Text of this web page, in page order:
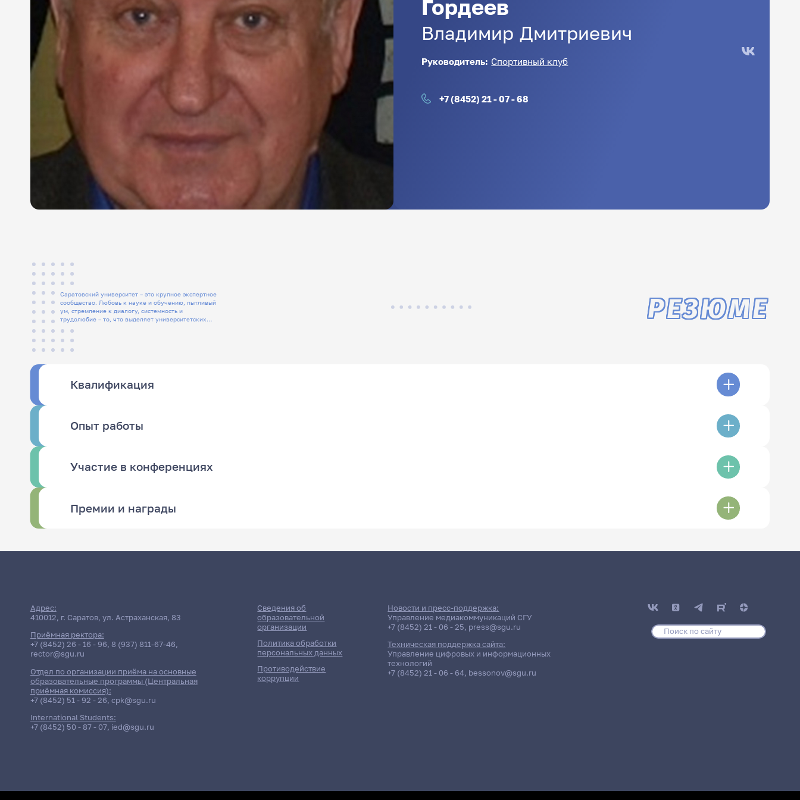
Гордеев
Владимир Дмитриевич
Руководитель: Спортивный клуб
+7 (8452) 21 - 07 - 68
Саратовский университет – это крупное экспертное
сообщество. Любовь к науке и обучению, пытливый
ум, стремление к диалогу, системность и
трудолюбие – то, что выделяет университетских
РЕЗЮМЕ
Квалификация
Опыт работы
Участие в конференциях
Премии и награды
Адрес:
410012, г. Саратов, ул. Астраханская, 83
Приёмная ректора:
+7 (8452) 26 - 16 - 96, 8 (937) 811-67-46,
rector@sgu.ru
Отдел по организации приёма на основные
образовательные программы (Центральная
приёмная комиссия):
+7 (8452) 51 - 92 - 26, cpk@sgu.ru
International Students:
+7 (8452) 50 - 87 - 07, ied@sgu.ru
Сведения об
образовательной
организации
Политика обработки
персональных данных
Противодействие
коррупции
Новости и пресс-поддержка:
Управление медиакоммуникаций СГУ
+7 (8452) 21 - 06 - 25, press@sgu.ru
Техническая поддержка сайта:
Управление цифровых и информационных
технологий
+7 (8452) 21 - 06 - 64, bessonov@sgu.ru